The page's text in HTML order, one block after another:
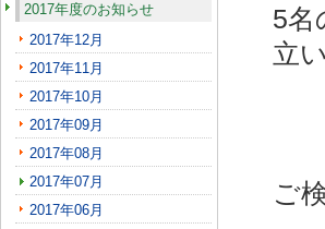
2017年度のお知らせ
2017年12月
2017年11月
2017年10月
2017年09月
2017年08月
2017年07月
2017年06月
5名
立
ご